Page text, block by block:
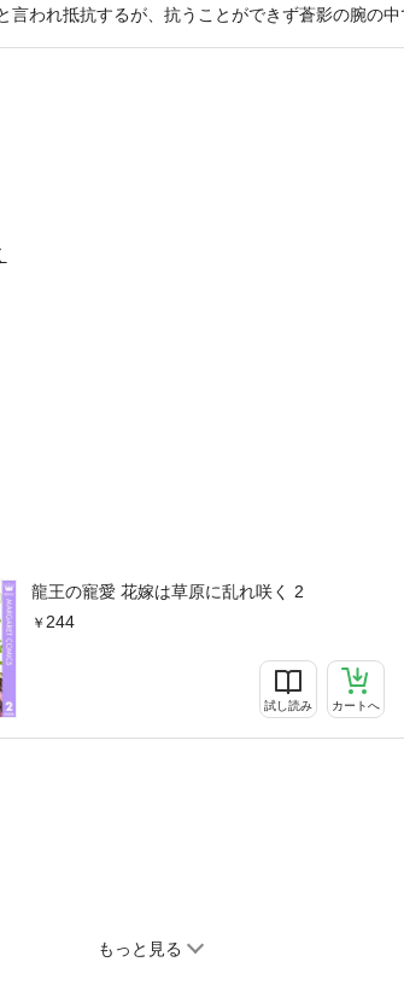
龍王の寵愛 花嫁は草原に乱れ咲く 2
244
試し読み カートへ
もっと見る
言われ抵抗するが、抗うことができず蒼影の腕の